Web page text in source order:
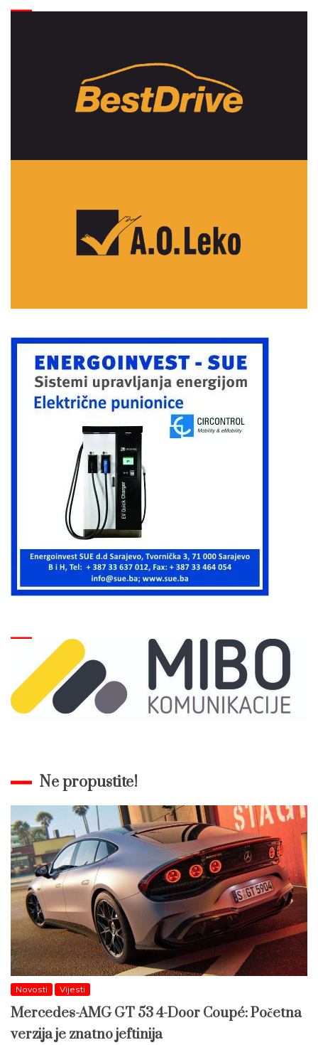
Ne propustite!
Novosti Vijesti
Mercedes-AMG GT 53 4-Door Coupé: Početna
verzija je znatno jeftinija